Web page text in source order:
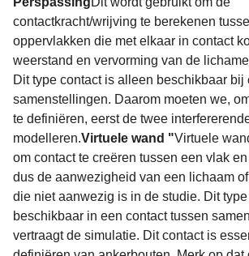
contactkracht/wrijving te berekenen
oppervlakken die met elkaar in contact
weerstand en vervorming van de
Dit type contact is alleen beschikbaar bij
samenstellingen. Daarom moeten we,
te definiëren, eerst de twee
modelleren.Virtuele wand "Virtuele
om contact te creëren tussen een vlak
dus de aanwezigheid van een lichaam
die niet aanwezig is in de studie. Dit
beschikbaar in een contact tussen
vertraagt de simulatie. Dit contact is